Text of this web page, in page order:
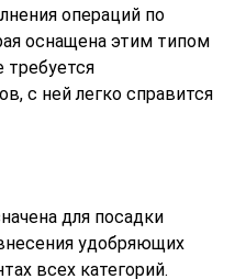
операций по
оснащена этим типом
требуется
с ней легко справится
для посадки
удобряющих
всех категорий.